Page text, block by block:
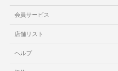
会員サービス
店舗リスト
ヘルプ